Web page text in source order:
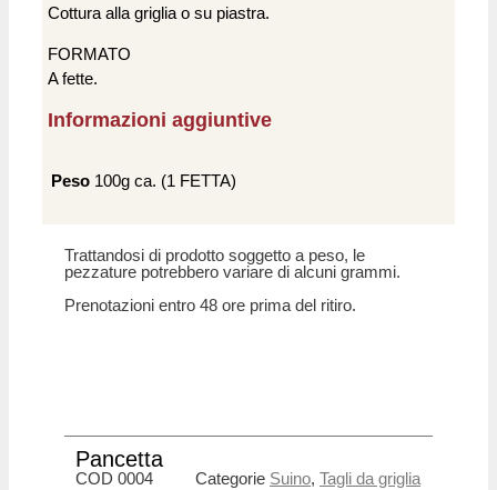
Cottura alla griglia o su piastra.
FORMATO
A fette.
Informazioni aggiuntive
Peso 100g ca. (1 FETTA)
Trattandosi di prodotto soggetto a peso, le
pezzature potrebbero variare di alcuni grammi.
Prenotazioni entro 48 ore prima del ritiro.
Pancetta
COD 0004 Categorie Suino, Tagli da griglia